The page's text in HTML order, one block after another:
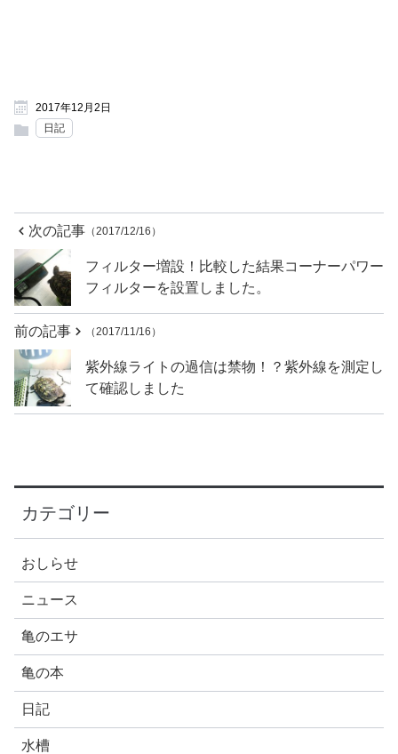
2017年12月2日
日記
次の記事 （2017/12/16）
フィルター増設！比較した結果コーナーパワー
フィルターを設置しました。
前の記事 （2017/11/16）
紫外線ライトの過信は禁物！？紫外線を測定し
て確認しました
カテゴリー
おしらせ
ニュース
亀のエサ
亀の本
日記
水槽